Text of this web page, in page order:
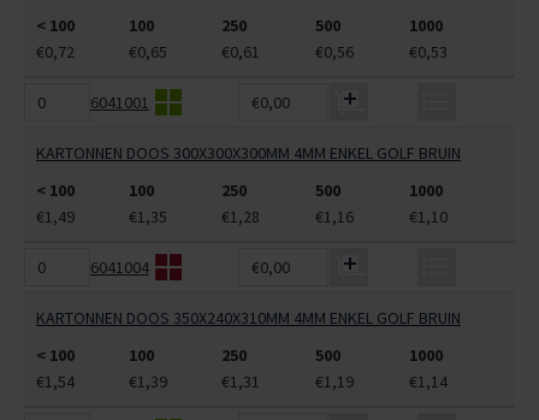
< 100
100 250 500
1000
€0,72
€0,65 €0,61 €0,56 €0,53
6041001 €0,00
KARTONNEN DOOS 300X300X300MM 4MM ENKEL GOLF BRUIN
< 100
100 250 500
1000
€1,49
€1,35 €1,28 €1,16 €1,10
6041004 €0,00
KARTONNEN DOOS 350X240X310MM 4MM ENKEL GOLF BRUIN
< 100
100 250 500
1000
€1,54
€1,39 €1,31 €1,19 €1,14